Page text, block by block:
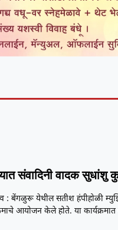
संवादिनी वादक सुधांशु
: बेंगळुरू येथील सतीश हंपीहोळी
आयोजन केले होते. या